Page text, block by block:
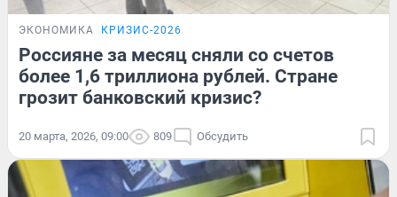
ЭКОНОМИКА КРИЗИС-2026
Россияне за месяц сняли со счетов
более 1,6 триллиона рублей. Стране
грозит банковский кризис?
20 марта, 2026, 09:00 809 Обсудить